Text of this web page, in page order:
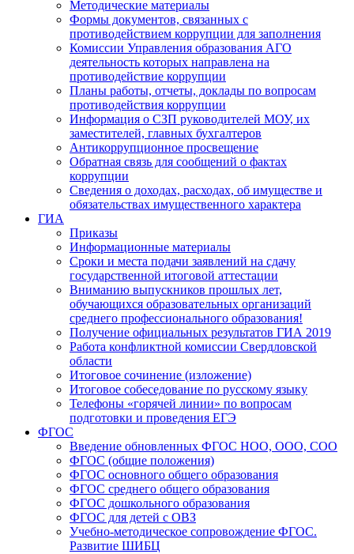
Методические материалы
Формы документов, связанных с
противодействием коррупции для заполнения
Комиссии Управления образования АГО
деятельность которых направлена на
противодействие коррупции
Планы работы, отчеты, доклады по вопросам
противодействия коррупции
Информация о СЗП руководителей МОУ, их
заместителей, главных бухгалтеров
Антикоррупционное просвещение
Обратная связь для сообщений о фактах
коррупции
Сведения о доходах, расходах, об имуществе и
обязательствах имущественного характера
ГИА
Приказы
Информационные материалы
Сроки и места подачи заявлений на сдачу
государственной итоговой аттестации
Вниманию выпускников прошлых лет,
обучающихся образовательных организаций
среднего профессионального образования!
Получение официальных результатов ГИА 2019
Работа конфликтной комиссии Свердловской
области
Итоговое сочинение (изложение)
Итоговое собеседование по русскому языку
Телефоны «горячей линии» по вопросам
подготовки и проведения ЕГЭ
ФГОС
Введение обновленных ФГОС НОО, ООО, СОО
ФГОС (общие положения)
ФГОС основного общего образования
ФГОС среднего общего образования
ФГОС дошкольного образования
ФГОС для детей с ОВЗ
Учебно-методическое сопровождение ФГОС.
Развитие ШИБЦ